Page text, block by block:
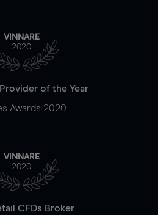
VINNARE
2020
of the Year
Awards 2020
VINNARE
2020
CFDs Broker